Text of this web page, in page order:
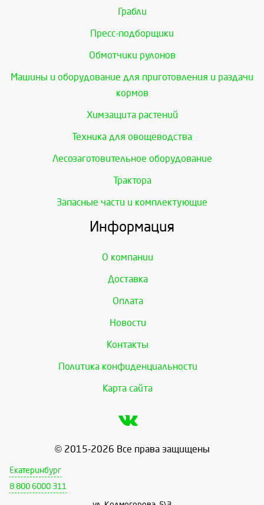
Грабли
Пресс-подборщики
Обмотчики рулонов
Машины и оборудование для приготовления и раздачи
кормов
Химзащита растений
Техника для овощеводства
Лесозаготовительное оборудование
Трактора
Запасные части и комплектующие
Информация
О компании
Доставка
Оплата
Новости
Контакты
Политика конфиденциальности
Карта сайта
© 2015-2026 Все права защищены
Екатеринбург
8 800 6000 311